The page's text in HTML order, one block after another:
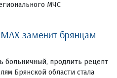
МЧС
заменит брянцам
больничный, продлить рецепт
Брянской области стала